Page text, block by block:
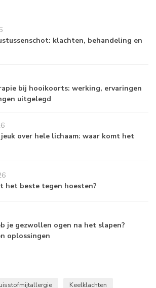
klachten, behandeling en
bij hooikoorts: werking, ervaringen
uitgelegd
over hele lichaam: waar komt het
het beste tegen hoesten?
je gezwollen ogen na het slapen?
oplossingen
Keelklachten